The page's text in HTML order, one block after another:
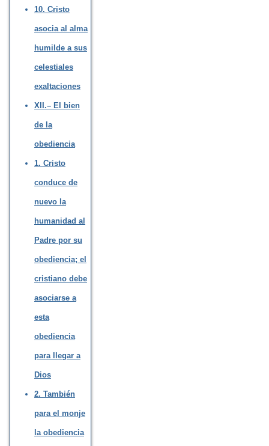
10. Cristo
asocia al alma
humilde a sus
celestiales
exaltaciones
XII.– El bien
de la
obediencia
1. Cristo
conduce de
nuevo la
humanidad al
Padre por su
obediencia; el
cristiano debe
asociarse a
esta
obediencia
para llegar a
Dios
2. También
para el monje
la obediencia